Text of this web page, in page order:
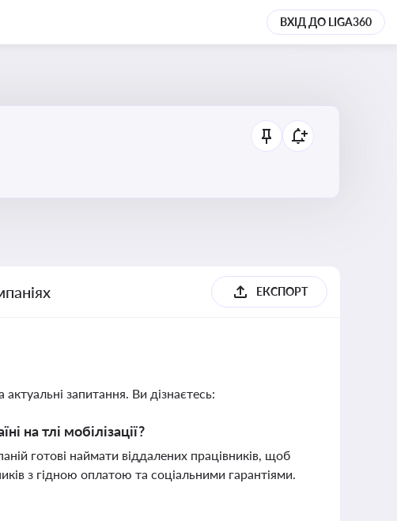
ВХІД ДО LIGA360
ЕКСПОРТ
запитання. Ви дізнаєтесь:
на тлі мобілізації?
готові наймати віддалених працівників, щоб
з гідною оплатою та соціальними гарантіями.